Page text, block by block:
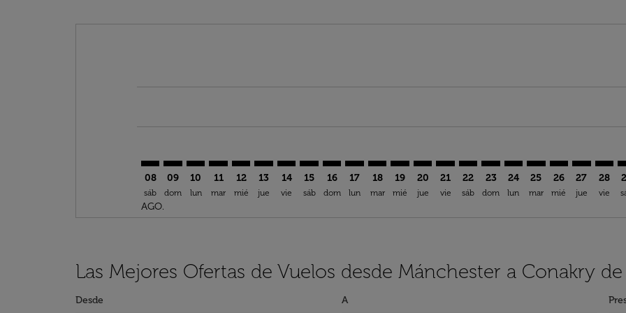
08
sáb
AGO.
09
dom
10
lun
11
mar
12
mié
13
jue
14
vie
15
sáb
16
dom
17
lun
18
mar
MAN–CKY: cmp-view-offers-disclaimer.
19
mié
MAN–CKY: cmp-view-offers-disclaimer.
20
jue
MAN–CKY: cmp-view-offers-
21
vie
MAN–CKY: cmp-view-offers-
22
sáb
MAN–CKY: cmp-view-
23
dom
MAN–CKY: cmp-
24
lun
MAN–CKY: cmp-
25
mar
MAN–CKY:
26
mié
27
jue
28
vie
Las Mejores Ofertas de Vuelos desde Mánchester a Conakry
Desde A